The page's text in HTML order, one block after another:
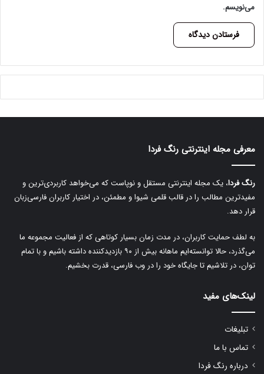
می‌نویسم.
l
t
e
n
a
t
i
e
:
معرفی مجله اینترنتی رنگ فردا
رنگ فردا، یک مجله اینترنتی مستقل و نوپاست که می‌خواهد کاربردی‌ترین و
مفیدترین مطالب را در قالب قلمی شیوا و مطمئن، در اختیار کاربران فارسی‌زبان
قرار دهد.
به لطف حمایت کاربران، در مدت زمان بسیار کوتاهی که از فعالیت مجموعه ما
می‌گذرد، حالا توانسته‌ایم ماهانه بیش از ۹۰ بازدیدکننده داشته باشیم و با تمام
توان، در تلاشیم تا جایگاه خود را در وب فارسی، قدرت بخشیم.
لینک‌های مفید
تبلیغات
تماس با ما
درباره رنگ فردا